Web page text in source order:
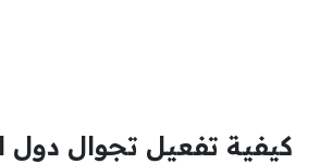
كيفية تفعيل تجوال دول